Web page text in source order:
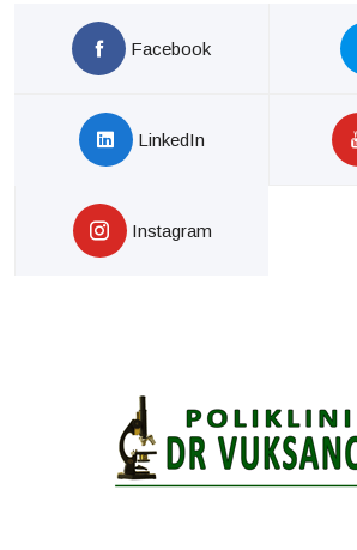
Facebook
LinkedIn
Instagram